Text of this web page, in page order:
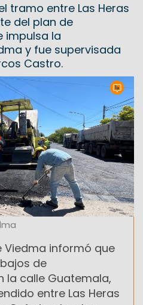
tramo entre Las Heras
del plan de
impulsa la
y fue supervisada
Castro.
Viedma informó que
de
la calle Guatemala,
entre Las Heras